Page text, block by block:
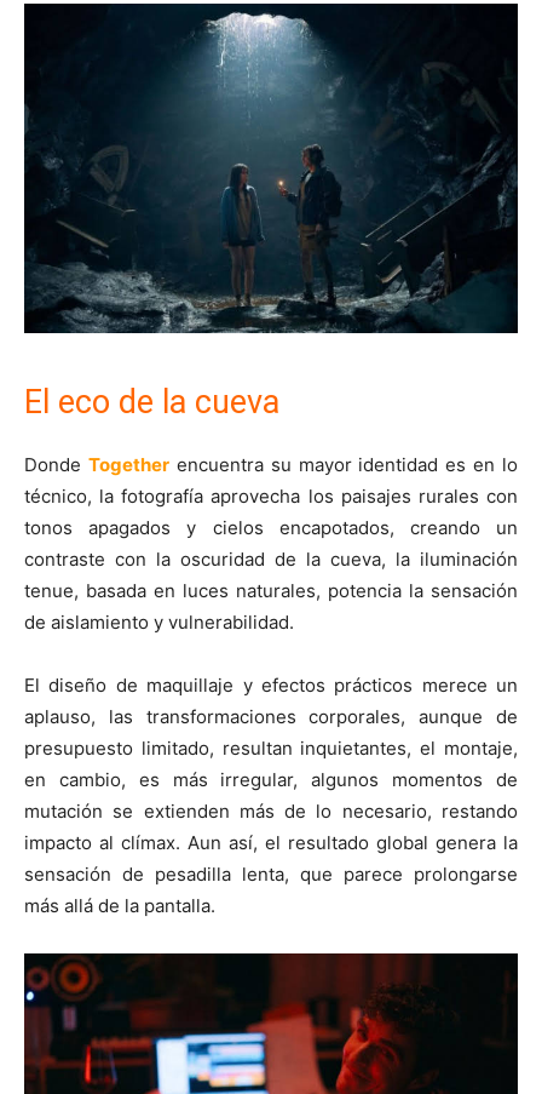
El eco de la cueva
Donde Togetherencuentra su mayor identidad es en lo
técnico, la fotografía aprovecha los paisajes rurales con
tonos apagados y cielos encapotados, creando un
contraste con la oscuridad de la cueva, la iluminación
tenue, basada en luces naturales, potencia la sensación
de aislamiento y vulnerabilidad.
El diseño de maquillaje y efectos prácticos merece un
aplauso, las transformaciones corporales, aunque de
presupuesto limitado, resultan inquietantes, el montaje,
en cambio, es más irregular, algunos momentos de
mutación se extienden más de lo necesario, restando
impacto al clímax. Aun así, el resultado global genera la
sensación de pesadilla lenta, que parece prolongarse
más allá de la pantalla.